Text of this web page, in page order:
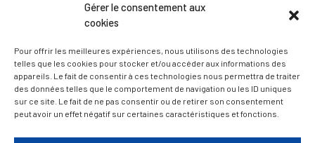
Gérer le consentement aux
cookies
Pour offrir les meilleures expériences, nous utilisons des technologies
telles que les cookies pour stocker et/ou accéder aux informations des
appareils. Le fait de consentir à ces technologies nous permettra de traiter
des données telles que le comportement de navigation ou les ID uniques
sur ce site. Le fait de ne pas consentir ou de retirer son consentement
peut avoir un effet négatif sur certaines caractéristiques et fonctions.
— Accéder au kiosque
D’ART ET D’HISTOIRE
— Découvrir et visiter